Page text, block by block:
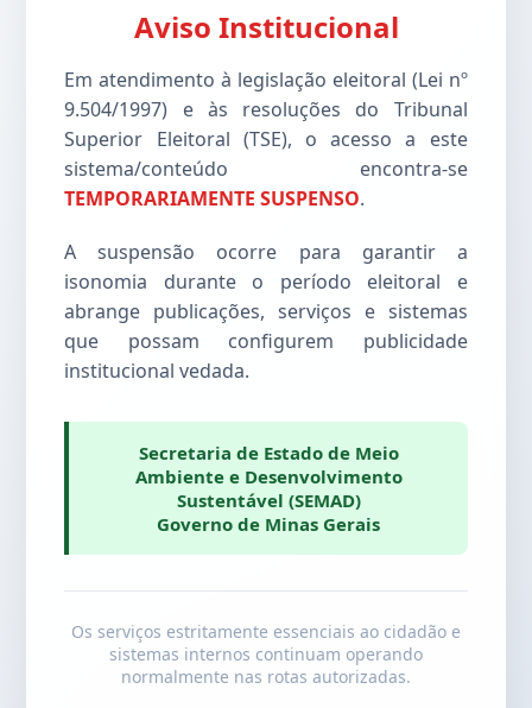
Aviso Institucional
Em atendimento à legislação eleitoral (Lei nº
9.504/1997) e às resoluções do Tribunal
Superior Eleitoral (TSE), o acesso a este
sistema/conteúdo encontra-se
TEMPORARIAMENTE SUSPENSO.
A suspensão ocorre para garantir a
isonomia durante o período eleitoral e
abrange publicações, serviços e sistemas
que possam configurem publicidade
institucional vedada.
Secretaria de Estado de Meio
Ambiente e Desenvolvimento
Sustentável (SEMAD)
Governo de Minas Gerais
Os serviços estritamente essenciais ao cidadão e
sistemas internos continuam operando
normalmente nas rotas autorizadas.